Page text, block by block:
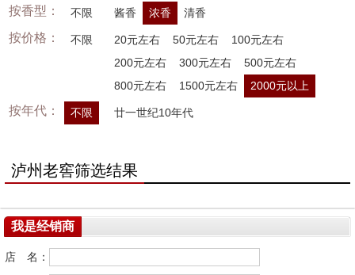
按香型： 不限 酱香 浓香 清香
按价格： 不限 20元左右 50元左右
100元左右
200元左右
300元左右
500元左右
800元左右
1500元左右 2000元以上
按年代： 不限 廿一世纪10年代
泸州老窖筛选结果
我是经销商
店 名：